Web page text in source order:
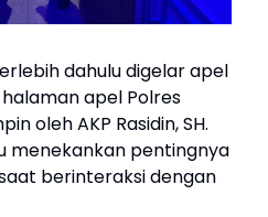
dahulu digelar apel
apel Polres
oleh AKP Rasidin, SH.
menekankan pentingnya
berinteraksi dengan